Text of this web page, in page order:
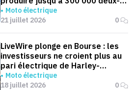
roues électriques par an
Moto électrique
21 juillet 2026
0
LiveWire plonge en Bourse : les
investisseurs ne croient plus au
pari électrique de Harley-
Davidson
Moto électrique
18 juillet 2026
0